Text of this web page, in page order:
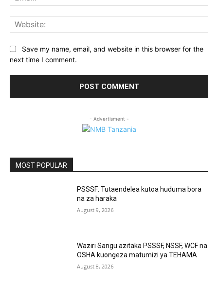
Save my name, email, and website in this browser for the
next time I comment.
- Advertisment -
MOST POPULAR
PSSSF: Tutaendelea kutoa huduma bora
na za haraka
August 9, 2026
Waziri Sangu azitaka PSSSF, NSSF, WCF na
OSHA kuongeza matumizi ya TEHAMA
August 8, 2026